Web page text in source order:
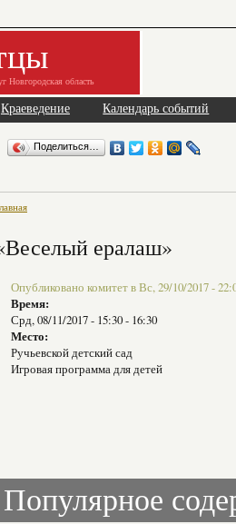
Новгородская область
Краеведение Календарь событий
Поделиться…
ералаш»
Опубликовано комитет в Вс, 29/10/2017 -
Время:
Срд, 08/11/2017 - 15:30- 16:30
Место:
Ручьевской детский сад
Игровая программа для детей
Популярное